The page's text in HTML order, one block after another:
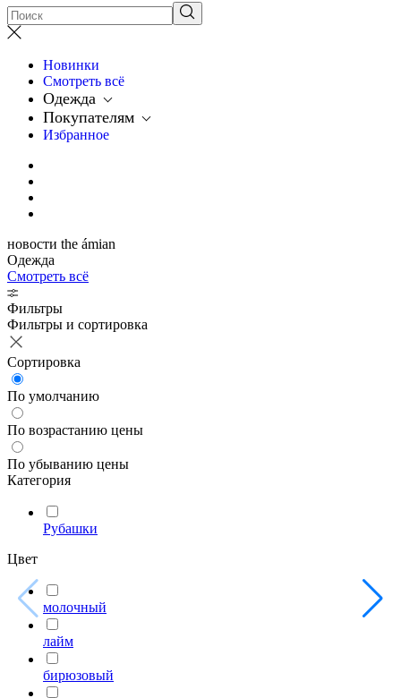
Новинки
Смотреть всё
Одежда
Покупателям
Избранное
новости the ámian
Одежда
Смотреть всё
Фильтры
Фильтры и сортировка
Сортировка
По умолчанию
По возрастанию цены
По убыванию цены
Категория
Рубашки
Цвет
молочный
лайм
бирюзовый